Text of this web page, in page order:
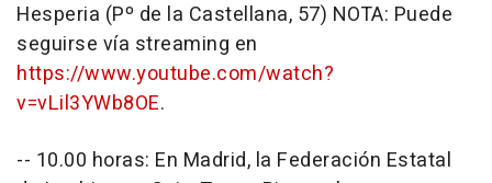
Hesperia (Pº de la Castellana, 57) NOTA: Puede
seguirse vía streaming en
https://www.youtube.com/watch?
v=vLil3YWb8OE.
-- 10.00 horas: En Madrid, la Federación Estatal